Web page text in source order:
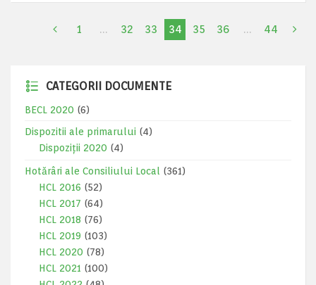
1 … 32 33 34 35 36 … 44
CATEGORII DOCUMENTE
BECL 2020 (6)
Dispozitii ale primarului (4)
Dispoziții 2020 (4)
Hotărâri ale Consiliului Local
(361)
HCL 2016 (52)
HCL 2017 (64)
HCL 2018 (76)
HCL 2019 (103)
HCL 2020 (78)
HCL 2021 (100)